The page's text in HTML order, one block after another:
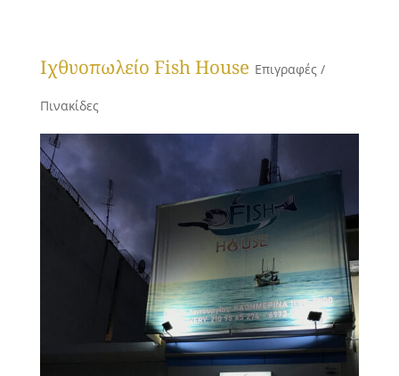
Ιχθυοπωλείο Fish House Επιγραφές /
Πινακίδες